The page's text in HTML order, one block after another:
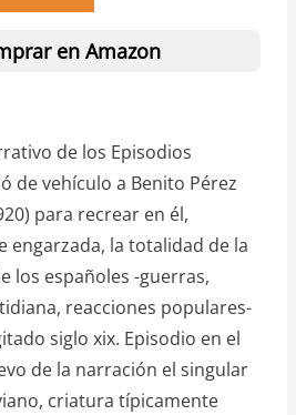
en Amazon
de los Episodios
de vehículo a Benito Pérez
para recrear en él,
engarzada, la totalidad de la
los españoles -guerras,
reacciones populares-
siglo xix. Episodio en el
de la narración el singular
criatura típicamente